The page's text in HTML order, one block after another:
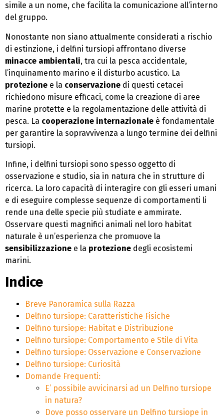
simile a un nome, che facilita la comunicazione all’interno
del gruppo.
Nonostante non siano attualmente considerati a rischio
di estinzione, i delfini tursiopi affrontano diverse
minacce ambientali, tra cui la pesca accidentale,
l’inquinamento marino e il disturbo acustico. La
protezione e la conservazione di questi cetacei
richiedono misure efficaci, come la creazione di aree
marine protette e la regolamentazione delle attività di
pesca. La cooperazione internazionale è fondamentale
per garantire la sopravvivenza a lungo termine dei delfini
tursiopi.
Infine, i delfini tursiopi sono spesso oggetto di
osservazione e studio, sia in natura che in strutture di
ricerca. La loro capacità di interagire con gli esseri umani
e di eseguire complesse sequenze di comportamenti li
rende una delle specie più studiate e ammirate.
Osservare questi magnifici animali nel loro habitat
naturale è un’esperienza che promuove la
sensibilizzazione e la protezione degli ecosistemi
marini.
Indice
Breve Panoramica sulla Razza
Delfino tursiope: Caratteristiche Fisiche
Delfino tursiope: Habitat e Distribuzione
Delfino tursiope: Comportamento e Stile di Vita
Delfino tursiope: Osservazione e Conservazione
Delfino tursiope: Curiosità
Domande Frequenti:
E’ possibile avvicinarsi ad un Delfino tursiope
in natura?
Dove posso osservare un Delfino tursiope in